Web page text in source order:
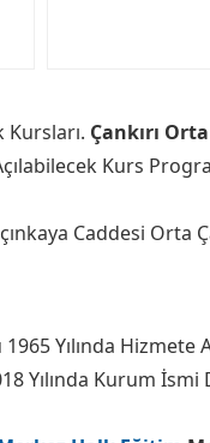
Kursları. Çankırı
Kurs
Caddesi Orta
Yılında Hizmete
Yılında Kurum